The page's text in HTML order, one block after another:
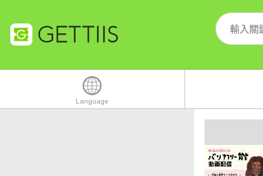
Language